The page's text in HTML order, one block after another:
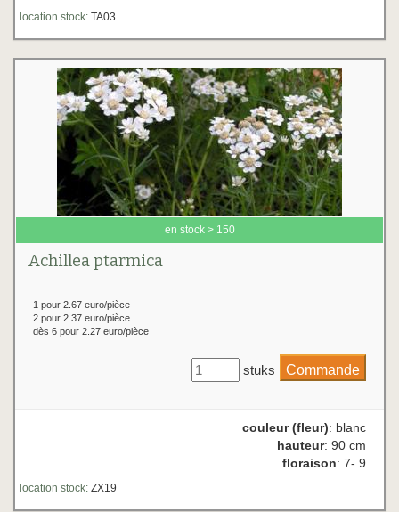
location stock: TA03
en stock > 150
Achillea ptarmica
1 pour 2.67 euro/pièce
2 pour 2.37 euro/pièce
dès 6 pour 2.27 euro/pièce
stuks
couleur (fleur): blanc
hauteur: 90 cm
floraison: 7- 9
location stock: ZX19